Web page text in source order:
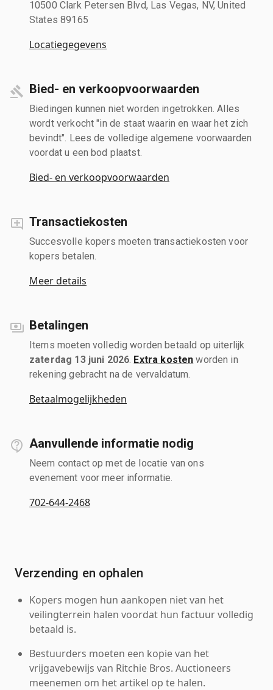
10500 Clark Petersen Blvd, Las Vegas, NV, United
States 89165
Locatiegegevens
Bied- en verkoopvoorwaarden
Biedingen kunnen niet worden ingetrokken. Alles
wordt verkocht "in de staat waarin en waar het zich
bevindt". Lees de volledige algemene voorwaarden
voordat u een bod plaatst.
Bied- en verkoopvoorwaarden
Transactiekosten
Succesvolle kopers moeten transactiekosten voor
kopers betalen.
Meer details
Betalingen
Items moeten volledig worden betaald op uiterlijk
zaterdag 13 juni 2026 Extra kosten worden in
rekening gebracht na de vervaldatum.
Betaalmogelijkheden
Aanvullende informatie nodig
Neem contact op met de locatie van ons
evenement voor meer informatie.
702-644-2468
Verzending en ophalen
Kopers mogen hun aankopen niet van het
veilingterrein halen voordat hun factuur volledig
betaald is.
Bestuurders moeten een kopie van het
vrijgavebewijs van Ritchie Bros. Auctioneers
meenemen om het artikel op te halen.